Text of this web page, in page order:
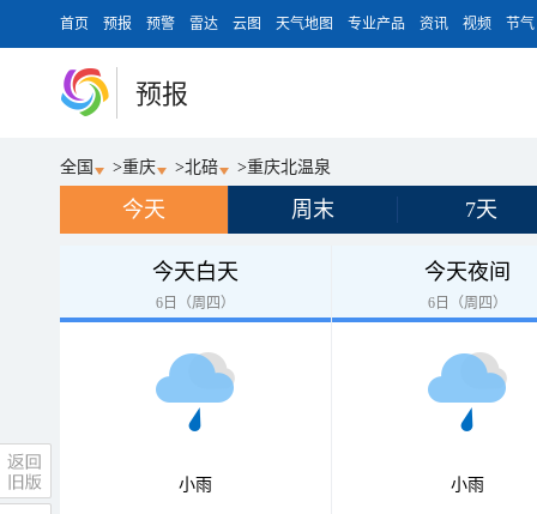
首页 预报 预警 雷达 云图 天气地图 专业产品 资讯 视频 节气
预报
全国 >重庆 >北碚 >重庆北温泉
今天 周末 7天
今天白天
6日（周四）
小雨
今天夜间
6日（周四）
小雨